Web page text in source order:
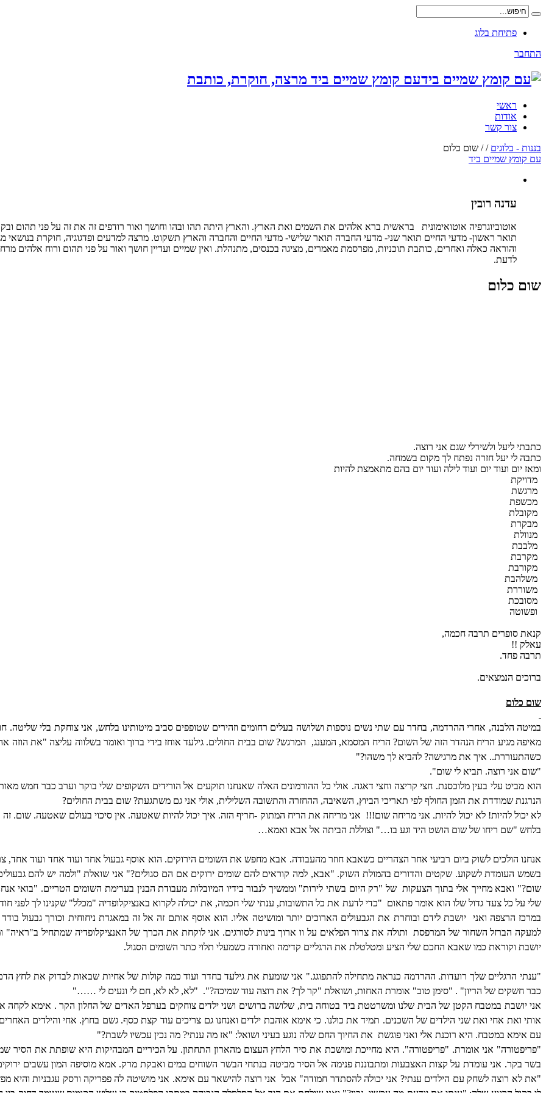
פתיחת בלוג
התחבר
עם קומץ שמיים ביד מרצה, חוקרת, כותבת
ראשי
אודות
צור קשר
בננות - בלוגים /
/ שום כלום
עם קומץ שמיים ביד
עדנה רובין
אוטוביוגרפיה אוטואימונית בראשית ברא אלהים את השמים ואת הארץ. והארץ היתה תהו ובהו וחושך ואור רודפים זה את זה על פני תהום
תואר ראשון- מדעי החיים תואר שני- מדעי החברה תואר שלישי- מדעי החיים והחברה והארץ תשקוט. מרצה למדעים ופדגוגיה, חוקרת בנושאי
והוראה כאלה ואחרים, כותבת תוכניות, מפרסמת מאמרים, מציגה בכנסים, מתנהלת. ואין שמיים ועדיין חושך ואור על פני תהום ורוח אלהים
לדעת.
שום כלום
כתבתי ליעל ולשירלי שגם אני רוצה.
כתבה לי יעל חזרה נפתח לך מקום בשמחה.
ומאז יום ועוד יום ועוד לילה ועוד יום בהם מתאמצת להיות
מדויקת
מרגשת
מכשפת
מקובלת
מבקרת
מנוולת
מלבבת
מקרבת
מקורבת
משלהבת
משוררת
מסובכת
ופשוטה
קנאת סופרים תרבה חכמה,
עאלק !!
תרבה פחד.
ברוכים הנמצאים.
שום כלום
במיטה הלבנה, אחרי ההרדמה, בחדר עם שתי נשים נוספות ושלושה בעלים רחומים וזהירים שטופפים סביב מיטותינו בלחש, אני צוחקת בלי
מאיפה מגיע הריח הנהדר הזה של השום? הריח המסמא, המענג,
המרגש? שום בבית החולים. גילעד אוחז בידי ברוך ואומר בשלווה עליצה "את
כשהתעוררת.. איך את מרגישה? להביא לך משהו?"
"שום אני רוצה. תביא לי שום".
הוא מביט עלי בעין מלוכסנת. חצי קריצה וחצי דאגה. אולי כל ההורמונים האלה שאנחנו תוקעים אל הורידים השקופים שלי בוקר וערב כבר חמש
הנרגנת שמודדת את הזמן החולף לפי תאריכי הביוץ, השאיבה, ההחזרה והתשובה השלילית, אולי אני גם משתגעת? שום בבית החולים?
לא יכול להיות! לא יכול להיות. אני מריחה שום!!! אני מריחה את הריח המתוק -חריף הזה. איך יכול להיות שאטעה. אין סיכוי בעולם שאטעה. שום.
בלחש "שם ריחו של שום הושט היד וגע בו…" וצוללת הביתה אל אבא ואמא…
אנחנו הולכים לשוק ביום רביעי אחר הצהריים כשאבא חוזר מהעבודה. אבא מחפש את השומים הירוקים. הוא אוסף גבעול אחד ועוד אחד ועוד אחד,
בשמש העומדת לשקוע. שקטים והדורים בהמולת השוק. "אבא, למה קוראים להם שומים ירוקים אם הם סגולים?" אני שואלת "ולמה יש להם
שום?" ואבא מחייך אלי בתוך הצעקות של "רק היום בשתי לירות" וממשיך לנבור בידיו המיובלות מעבודת הבנין בערימת השומים הטריים. "בואי
שלי על כל צעד גדול שלו הוא אומר פתאום "כדי לדעת את כל התשובות, ענתי שלי חכמה, את יכולה לקרוא באנציקלופדיה "מכלל" שקנינו לך לפני
במרכז הרצפה ואני
יושבת לידם ובוחרת את הגבעולים הארוכים יותר ומושיטה אליו. הוא אוסף אותם זה אל זה במאגדת ניחוחית וכורך
למעקה הברזל השחור של המרפסת ותולה את צרור הפלאים על וו ארוך בינות לסורגים. אני לוקחת את הכרך של האנציקלופדיה שמתחיל
יושבת וקוראת כמו שאבא החכם שלי הציע ומטלטלת את הרגליים קדימה ואחורה כשמעלי תלוי כתר השומים הסגול.
"ענתי הרגליים שלך רועדות. ההרדמה כנראה מתחילה להתפוגג." אני שומעת את גילעד בחדר ועוד כמה קולות של אחיות שבאות לבדוק את לחץ
כבר חשקים של הריון" . "סימן טוב" אומרת האחות, ושואלת "קר לך? את רוצה עוד שמיכה?". "לא, לא לא, חם לי ונעים לי ……"
אני יושבת במטבח הקטן של הבית שלנו ומשרטטת ביד בטוחה בית, שלושה ברושים ושני ילדים צוחקים בערפל האדים של החלון הקר . אימא
אותי ואת אחי ואת שני הילדים של השכנים. תמיד את כולנו. כי אימא אוהבת ילדים ואנחנו גם צריכים עוד קצת כסף. גשם בחוץ. אחי והילדים
עם אימא במטבח. היא רוכנת אלי ואני פוגשת את החיוך החם שלה נוגע בעיני ושואל: "אז מה ענתי? מה נכין עכשיו לשבת?"
"פריפטורה" אני אומרת. "פריפטורה". היא מחייכת ומושכת את סיר הלחץ העצום מהארון התחתון. על הכיריים המבהיקות היא שופתת את הסיר
בשר בקר. אני עומדת על קצות האצבעות ומתבוננת פנימה אל הסיר מביטה בנתחי הבשר השוחים במים ואבקת מרק. אמא מוסיפה המון עשבים
"את לא רוצה לשחק עם הילדים ענתי? אני יכולה להסתדר חמודה" אבל אני רוצה להישאר עם אימא. אני מושיטה לה פפריקה ורסק עגבניות והיא